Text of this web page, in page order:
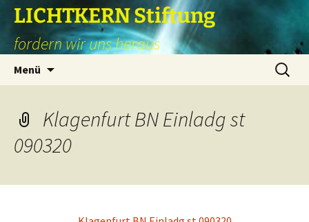
Zum
Inhalt
springen
LICHTKERN Stiftung
fordern wir uns heraus
Menü
Suchen
nach:
Klagenfurt BN Einladg st
090320